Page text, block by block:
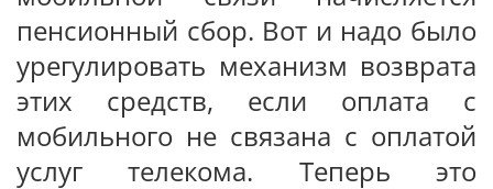
пенсионный сбор. Вот и надо было
урегулировать механизм возврата
этих средств, если оплата с
мобильного не связана с оплатой
услуг телекома. Теперь это